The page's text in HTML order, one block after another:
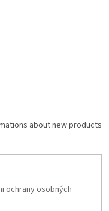
about new products
ochrany osobných